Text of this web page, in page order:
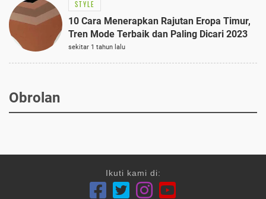
STYLE
10 Cara Menerapkan Rajutan Eropa Timur,
Tren Mode Terbaik dan Paling Dicari 2023
sekitar 1 tahun lalu
Obrolan
Ikuti kami di: